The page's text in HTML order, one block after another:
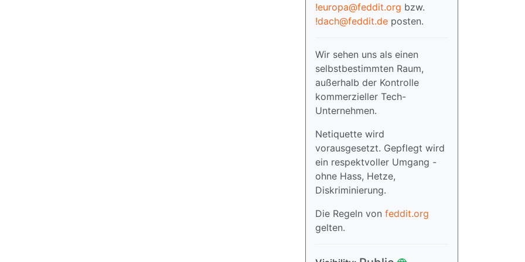
!europa@feddit.org bzw.
!dach@feddit.de posten.
Wir sehen uns als einen
selbstbestimmten Raum,
außerhalb der Kontrolle
kommerzieller Tech-
Unternehmen.
Netiquette wird
vorausgesetzt. Gepflegt wird
ein respektvoller Umgang -
ohne Hass, Hetze,
Diskriminierung.
Die Regeln von feddit.org
gelten.